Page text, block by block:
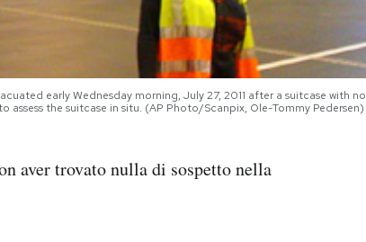
early Wednesday morning, July 27, 2011 after a suitcase with no
the suitcase in situ. (AP Photo/Scanpix, Ole-Tommy Pedersen)
aver trovato nulla di sospetto nella